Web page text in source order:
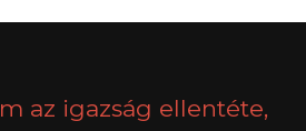
az igazság ellentéte,